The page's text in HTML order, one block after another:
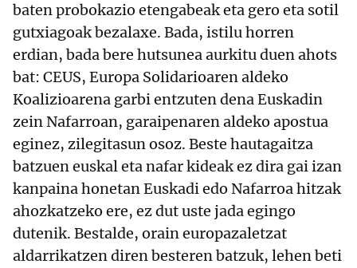
baten probokazio etengabeak eta gero eta sotil
gutxiagoak bezalaxe. Bada, istilu horren
erdian, bada bere hutsunea aurkitu duen ahots
bat: CEUS, Europa Solidarioaren aldeko
Koalizioarena garbi entzuten dena Euskadin
zein Nafarroan, garaipenaren aldeko apostua
eginez, zilegitasun osoz. Beste hautagaitza
batzuen euskal eta nafar kideak ez dira gai izan
kanpaina honetan Euskadi edo Nafarroa hitzak
ahozkatzeko ere, ez dut uste jada egingo
dutenik. Bestalde, orain europazaletzat
aldarrikatzen diren besteren batzuk, lehen beti